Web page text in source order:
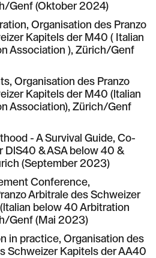
Genf (Oktober 2024)
Organisation des Pranzo
Kapitels der M40 ( Italian
Association ), Zürich/Genf
Organisation des Pranzo
Kapitels der M40 (ltalian
Association), Zürich/Genf
- A Survival Guide, Co-
DlS40 & ASA below 40 &
(September 2023)
Conference,
Arbitrale des Schweizer
below 40 Arbitration
Genf (Mai 2023)
in practice, Organisation des
Schweizer Kapitels der AA40